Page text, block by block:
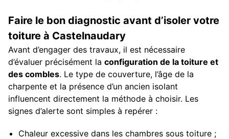
Faire le bon diagnostic avant d’isoler votre
toiture à Castelnaudary
Avant d’engager des travaux, il est nécessaire
d’évaluer précisément la configuration de la toiture et
des combles. Le type de couverture, l’âge de la
charpente et la présence d’un ancien isolant
influencent directement la méthode à choisir. Les
signes d’alerte sont simples à repérer :
Chaleur excessive dans les chambres sous toiture ;